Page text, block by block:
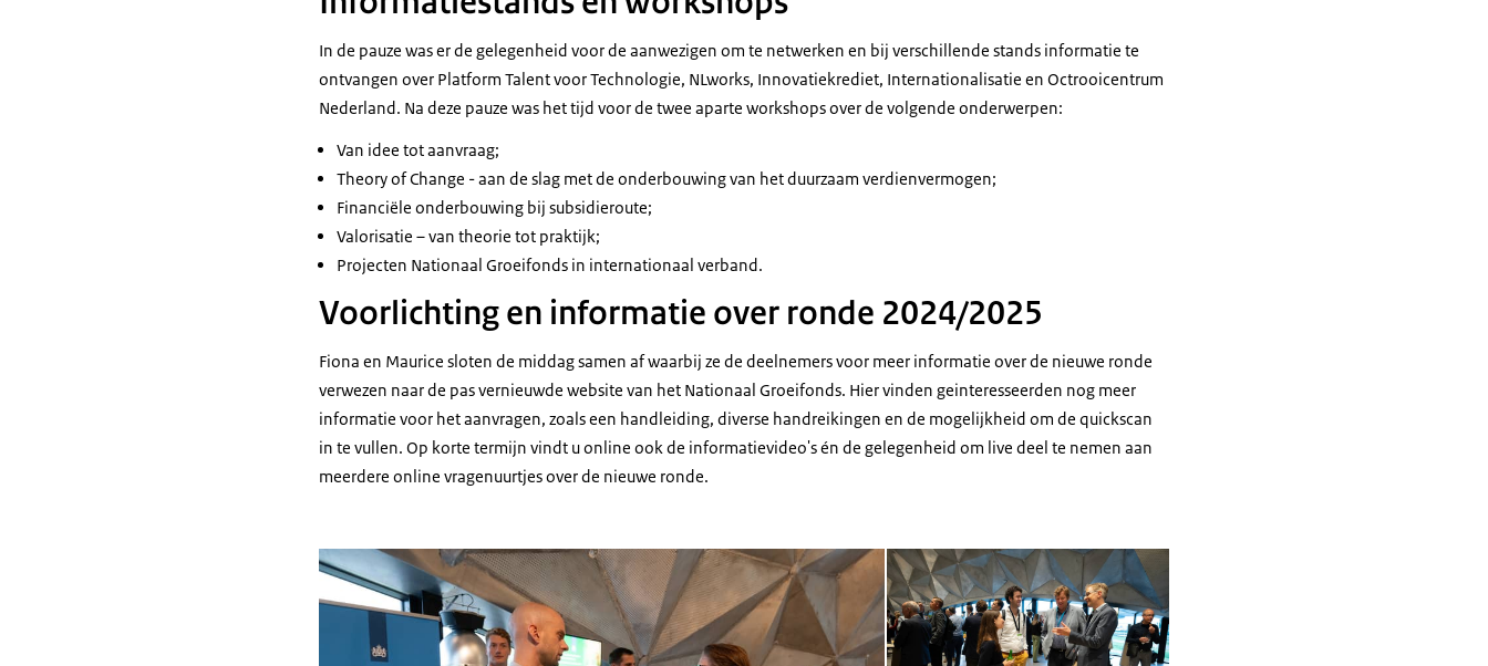
In de pauze was er de gelegenheid voor de aanwezigen om te netwerken en bij verschillende stands informatie te
ontvangen over Platform Talent voor Technologie, NLworks, Innovatiekrediet, Internationalisatie en Octrooicentrum
Nederland. Na deze pauze was het tijd voor de twee aparte workshops over de volgende onderwerpen:
Van idee tot aanvraag;
Theory of Change - aan de slag met de onderbouwing van het duurzaam verdienvermogen;
Financiële onderbouwing bij subsidieroute;
Valorisatie – van theorie tot praktijk;
Projecten Nationaal Groeifonds in internationaal verband.
Voorlichting en informatie over ronde 2024/2025
Fiona en Maurice sloten de middag samen af waarbij ze de deelnemers voor meer informatie over de nieuwe ronde
verwezen naar de pas vernieuwde website van het Nationaal Groeifonds. Hier vinden geinteresseerden nog meer
informatie voor het aanvragen, zoals een handleiding, diverse handreikingen en de mogelijkheid om de quickscan
in te vullen. Op korte termijn vindt u online ook de informatievideo's én de gelegenheid om live deel te nemen aan
meerdere online vragenuurtjes over de nieuwe ronde.
Open de galerij in vergrote weergave Open de galerij in vergrote weergave